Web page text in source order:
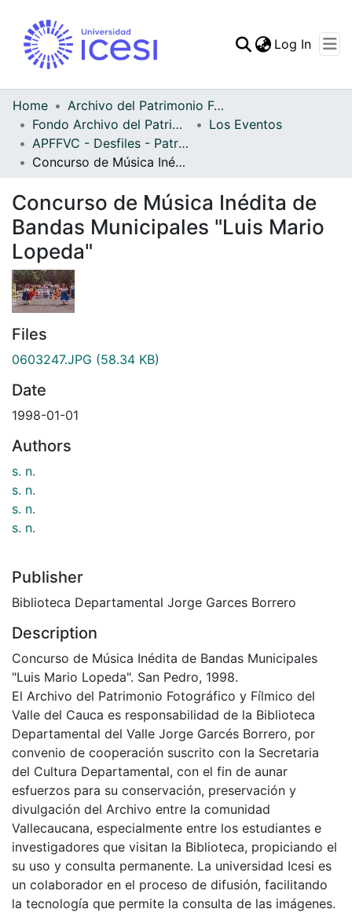
Statistics
Log In
Home
Archivo del Patrimonio Fotográfico y Fílmico del Valle del Cauca
Fondo Archivo del Patrimonio Fotográfico y Fílmico del Valle del Cauca
Los Eventos
APFFVC - Desfiles - Patrimonial
Concurso de Música Inédita de Bandas Municipales "Luis Mario Lopeda"
Concurso de Música Inédita de
Bandas Municipales "Luis Mario
Lopeda"
Files
0603247.JPG (58.34 KB)
Date
1998-01-01
Authors
s. n.
s. n.
s. n.
s. n.
Publisher
Biblioteca Departamental Jorge Garces Borrero
Description
Concurso de Música Inédita de Bandas Municipales
"Luis Mario Lopeda". San Pedro, 1998.
El Archivo del Patrimonio Fotográfico y Fílmico del
Valle del Cauca es responsabilidad de la Biblioteca
Departamental del Valle Jorge Garcés Borrero, por
convenio de cooperación suscrito con la Secretaria
del Cultura Departamental, con el fin de aunar
esfuerzos para su conservación, preservación y
divulgación del Archivo entre la comunidad
Vallecaucana, especialmente entre los estudiantes e
investigadores que visitan la Biblioteca, propiciando el
su uso y consulta permanente. La universidad Icesi es
un colaborador en el proceso de difusión, facilitando
la tecnología que permite la consulta de las imágenes.